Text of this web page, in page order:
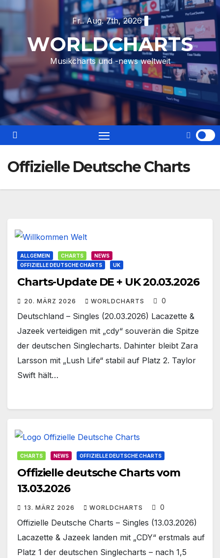
Skip
content
Fr.. Aug. 7th, 2026
WORLDCHARTS
Musikcharts und -news weltweit
Offizielle Deutsche Charts
ALLGEMEIN CHARTS
NEWS
OFFIZIELLE DEUTSCHE CHARTS
UK
Charts-Update DE + UK 20.03.2026
20. MÄRZ 2026 WORLDCHARTS 0
Deutschland – Singles (20.03.2026) Lacazette &
Jazeek verteidigen mit „cdy“ souverän die Spitze
der deutschen Singlecharts. Dahinter bleibt Zara
Larsson mit „Lush Life“ stabil auf Platz 2. Taylor
Swift hält…
CHARTS NEWS OFFIZIELLE DEUTSCHE CHARTS
Offizielle deutsche Charts vom
13.03.2026
13. MÄRZ 2026 WORLDCHARTS 0
Offizielle Deutsche Charts – Singles (13.03.2026)
Lacazette & Jazeek landen mit „CDY“ erstmals auf
Platz 1 der deutschen Singlecharts – nach 1,5